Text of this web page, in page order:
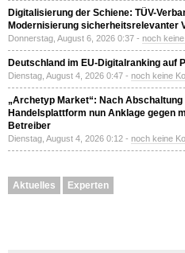
Digitalisierung der Schiene: TÜV-
Modernisierung sicherheitsrelevanter
Donnerstag, August 6, 2026 0:37 - noch
Deutschland im EU-Digitalranking auf
Dienstag, August 4, 2026 0:47 - noch keine
„Archetyp Market“: Nach
Handelsplattform nun Anklage gegen
Betreiber
Dienstag, August 4, 2026 0:12 - noch keine
Aktuelles Experten